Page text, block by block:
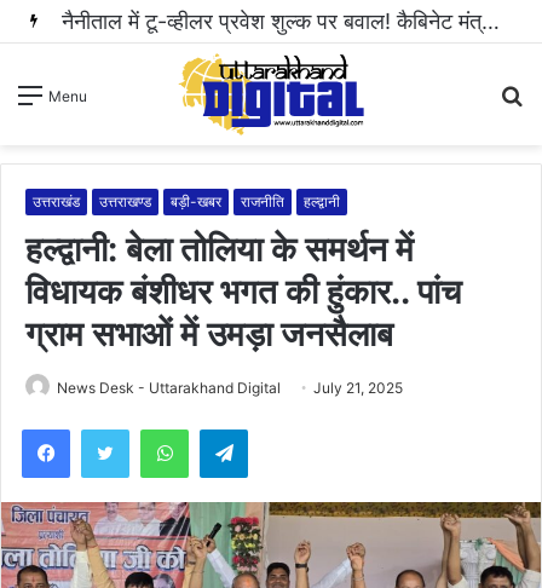
हल्द्वानी: महिला से अभद्रता करने और सोशल मीडिया पर धमकी भरा वीडियो वायरल करने वाला आरोपी गिरफ्तार..
Menu
उत्तराखंड उत्तराखण्ड बड़ी-खबर राजनीति हल्द्वानी
हल्द्वानी: बेला तोलिया के समर्थन में
विधायक बंशीधर भगत की हुंकार.. पांच
ग्राम सभाओं में उमड़ा जनसैलाब
News Desk - Uttarakhand Digital July 21, 2025
WhatsAppTelegram